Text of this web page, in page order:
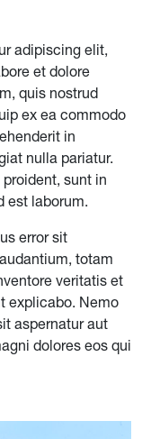
adipiscing elit,
et dolore
quis nostrud
ex ea commodo
in
nulla pariatur.
sunt in
est laborum.
error sit
totam
veritatis et
explicabo. Nemo
aspernatur aut
dolores eos qui